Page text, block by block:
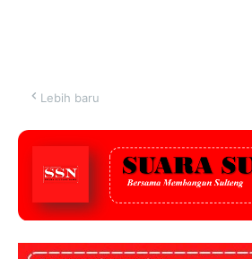
Lebih baru